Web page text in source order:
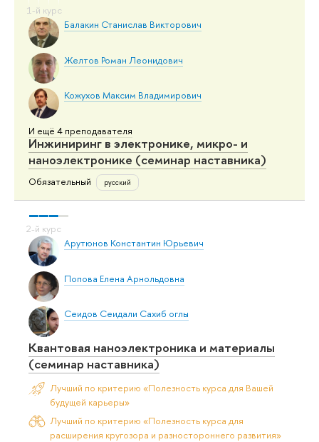
Балакин Станислав Викторович
Желтов Роман Леонидович
Кожухов Максим Владимирович
И ещё 4 преподавателя
Инжиниринг в электронике, микро- и
наноэлектронике (семинар наставника)
Обязательный русский
Арутюнов Константин Юрьевич
Попова Елена Арнольдовна
Сеидов Сеидали Сахиб оглы
Квантовая наноэлектроника и материалы
(семинар наставника)
Лучший по критерию «Полезность курса для Вашей
будущей карьеры»
Лучший по критерию «Полезность курса для
расширения кругозора и разностороннего развития»